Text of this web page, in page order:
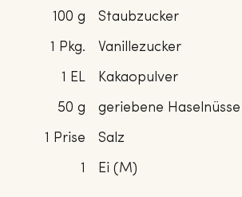
100 g
Staubzucker
1 Pkg.
Vanillezucker
1 EL
Kakaopulver
50 g
geriebene Haselnüsse
1 Prise
Salz
1
Ei (M)